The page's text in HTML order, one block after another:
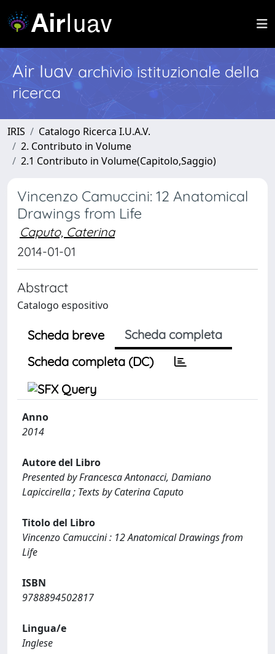
Air Iuav archivio istituzionale della
ricerca
IRIS
Catalogo Ricerca I.U.A.V.
2. Contributo in Volume
2.1 Contributo in Volume(Capitolo,Saggio)
Vincenzo Camuccini: 12 Anatomical
Drawings from Life
Caputo, Caterina
2014-01-01
Abstract
Catalogo espositivo
Scheda breve
Scheda completa
Scheda completa (DC)
Anno
2014
Autore del Libro
Presented by Francesca Antonacci, Damiano
Lapiccirella ; Texts by Caterina Caputo
Titolo del Libro
Vincenzo Camuccini : 12 Anatomical Drawings from
Life
ISBN
9788894502817
Lingua/e
Inglese